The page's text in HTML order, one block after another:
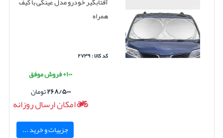
همراه
کد کالا : ۲۷۳۹
۱۰۰+ فروش موفق
۲۶۸/۵۰۰تومان
امکان ارسال روزانه
جزییات و خرید ...